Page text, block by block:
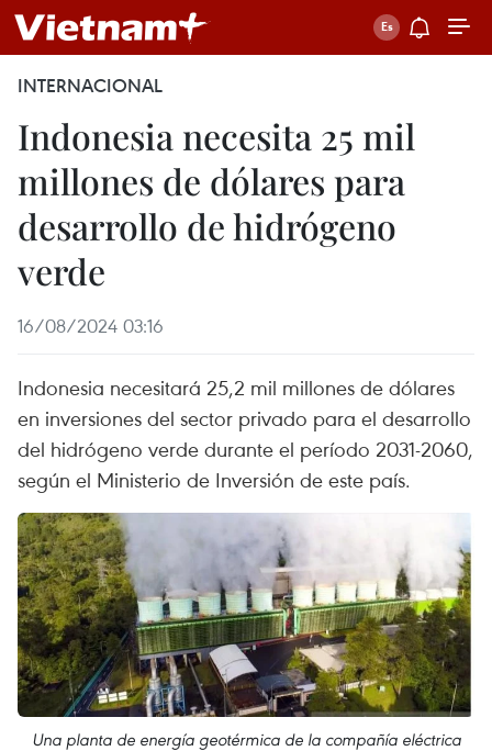
INTERNACIONAL
Indonesia necesita 25 mil
millones de dólares para
desarrollo de hidrógeno
verde
16/08/2024 03:16
Indonesia necesitará 25,2 mil millones de dólares
en inversiones del sector privado para el desarrollo
del hidrógeno verde durante el período 2031-2060,
según el Ministerio de Inversión de este país.
Una planta de energía geotérmica de la compañía eléctrica